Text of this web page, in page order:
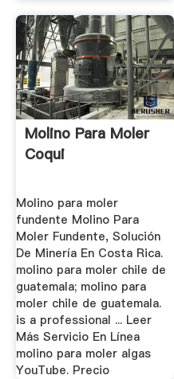
Molino Para Moler
Coqui
Molino para moler
fundente Molino Para
Moler Fundente, Solución
De Minería En Costa Rica.
molino para moler chile de
guatemala; molino para
moler chile de guatemala.
is a professional ... Leer
Más Servicio En Línea
molino para moler algas
YouTube. Precio